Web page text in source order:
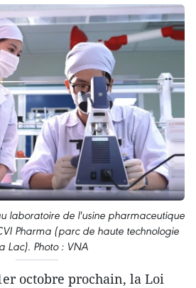
laboratoire de l'usine pharmaceutique
Pharma (parc de haute technologie
Lac). Photo : VNA
octobre prochain, la Loi